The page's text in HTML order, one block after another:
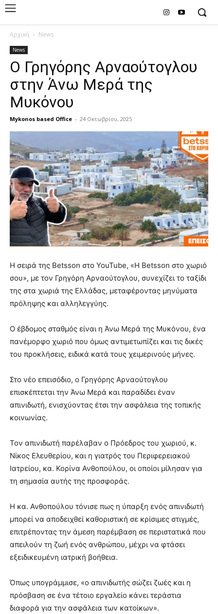
Αρχική News
News
Ο Γρηγόρης Αρναούτογλου
στην Άνω Μερά της
Μυκόνου
Mykonos based Office - 24 Οκτωβρίου, 2025
Η σειρά της Betsson στο YouTube, «Η Betsson στο χωριό
σου», με τον Γρηγόρη Αρναούτογλου, συνεχίζει το ταξίδι
της στα χωριά της Ελλάδας, μεταφέροντας μηνύματα
πρόληψης και αλληλεγγύης.
Ο έβδομος σταθμός είναι η Άνω Μερά της Μυκόνου, ένα
πανέμορφο χωριό που όμως αντιμετωπίζει και τις δικές
του προκλήσεις, ειδικά κατά τους χειμερινούς μήνες.
Στο νέο επεισόδιο, ο Γρηγόρης Αρναούτογλου
επισκέπτεται την Άνω Μερά και παραδίδει έναν
απινιδωτή, ενισχύοντας έτσι την ασφάλεια της τοπικής
κοινωνίας.
Τον απινιδωτή παρέλαβαν ο Πρόεδρος του χωριού, κ.
Νίκος Ελευθερίου, και η γιατρός του Περιφερειακού
Ιατρείου, κα. Κορίνα Ανθοπούλου, οι οποίοι μίλησαν για
τη σημασία αυτής της προσφοράς.
Η κα. Ανθοπούλου τόνισε πως η ύπαρξη ενός απινιδωτή
μπορεί να αποδειχθεί καθοριστική σε κρίσιμες στιγμές,
επιτρέποντας την άμεση παρέμβαση σε περιστατικά που
απειλούν τη ζωή ενός ανθρώπου, μέχρι να φτάσει
εξειδικευμένη ιατρική βοήθεια.
Όπως υπογράμμισε, «ο απινιδωτής σώζει ζωές και η
πρόσβαση σε ένα τέτοιο εργαλείο κάνει τεράστια
διαφορά για την ασφάλεια των κατοίκων».